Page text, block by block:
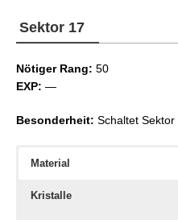
Sammlersinn IV
Sektor 17
Nötiger Rang: 50
EXP: —
Besonderheit: Schaltet Sektor
Material
Kristalle